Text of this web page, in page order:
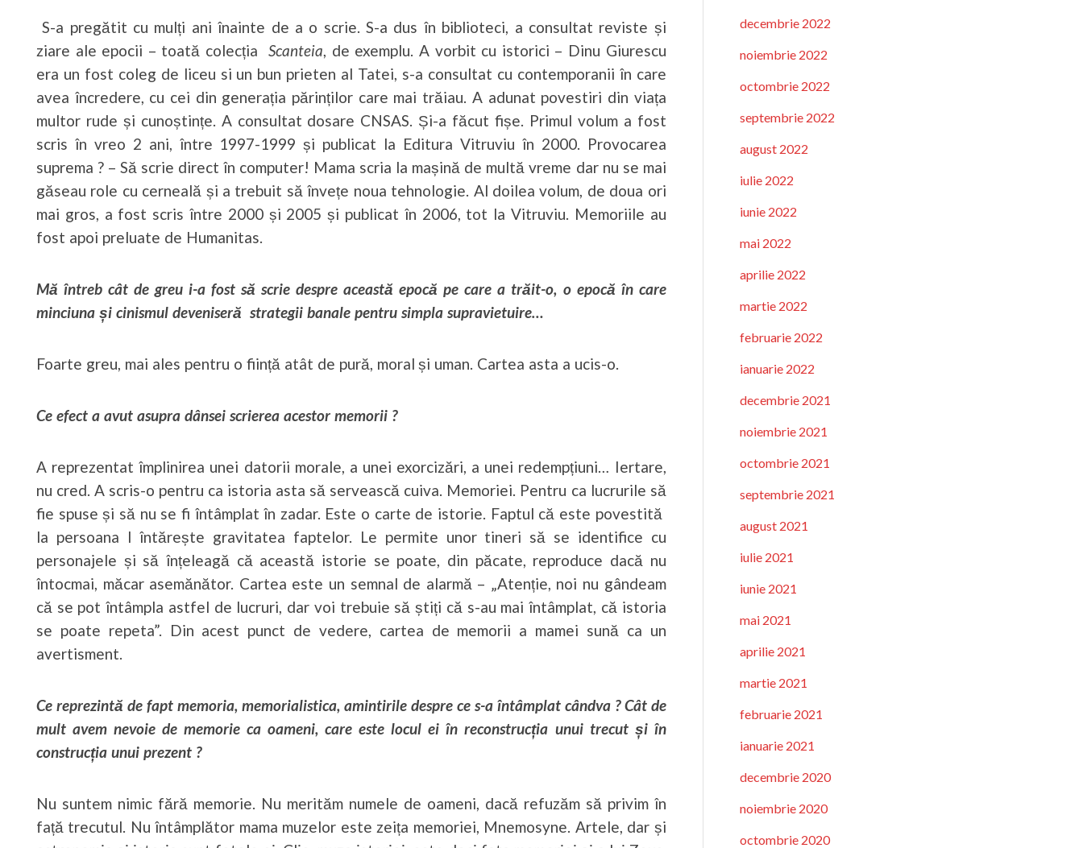
S-a pregătit cu mulți ani înainte de a o scrie. S-a dus în biblioteci, a consultat reviste și
ziare ale epocii – toată colecțiaScanteia, de exemplu. A vorbit cu istorici – Dinu Giurescu
era un fost coleg de liceu si un bun prieten al Tatei, s-a consultat cu contemporanii în care
avea încredere, cu cei din generația părinților care mai trăiau. A adunat povestiri din viața
multor rude și cunoștințe. A consultat dosare CNSAS. Și-a făcut fișe. Primul volum a fost
scris în vreo 2 ani, între 1997-1999 și publicat la Editura Vitruviu în 2000. Provocarea
suprema ? – Să scrie direct în computer! Mama scria la mașină de multă vreme dar nu se mai
găseau role cu cerneală și a trebuit să învețe noua tehnologie. Al doilea volum, de doua ori
mai gros, a fost scris între 2000 și 2005 și publicat în 2006, tot la Vitruviu. Memoriile au
fost apoi preluate de Humanitas.
Mă întreb cât de greu i-a fost să scrie despre această epocă pe care a trăit-o, o epocă în care
minciuna și cinismul deveniseră strategii banale pentru simpla supravietuire…
Foarte greu, mai ales pentru o ființă atât de pură, moral și uman. Cartea asta a ucis-o.
Ce efect a avut asupra dânsei scrierea acestor memorii ?
A reprezentat împlinirea unei datorii morale, a unei exorcizări, a unei redempțiuni… Iertare,
nu cred. A scris-o pentru ca istoria asta să servească cuiva. Memoriei. Pentru ca lucrurile să
fie spuse și să nu se fi întâmplat în zadar. Este o carte de istorie. Faptul că este povestită
la persoana I întărește gravitatea faptelor. Le permite unor tineri să se identifice cu
personajele și să înțeleagă că această istorie se poate, din păcate, reproduce dacă nu
întocmai, măcar asemănător. Cartea este un semnal de alarmă – „Atenție, noi nu gândeam
că se pot întâmpla astfel de lucruri, dar voi trebuie să știți că s-au mai întâmplat, că istoria
se poate repeta”. Din acest punct de vedere, cartea de memorii a mamei sună ca un
avertisment.
Ce reprezintă de fapt memoria, memorialistica, amintirile despre ce s-a întâmplat cândva ? Cât de
mult avem nevoie de memorie ca oameni, care este locul ei în reconstrucția unui trecut și în
construcția unui prezent ?
Nu suntem nimic fără memorie. Nu merităm numele de oameni, dacă refuzăm să privim în
față trecutul. Nu întâmplător mama muzelor este zeița memoriei, Mnemosyne. Artele, dar și
decembrie 2022
noiembrie 2022
octombrie 2022
septembrie 2022
august 2022
iulie 2022
iunie 2022
mai 2022
aprilie 2022
martie 2022
februarie 2022
ianuarie 2022
decembrie 2021
noiembrie 2021
octombrie 2021
septembrie 2021
august 2021
iulie 2021
iunie 2021
mai 2021
aprilie 2021
martie 2021
februarie 2021
ianuarie 2021
decembrie 2020
noiembrie 2020
octombrie 2020